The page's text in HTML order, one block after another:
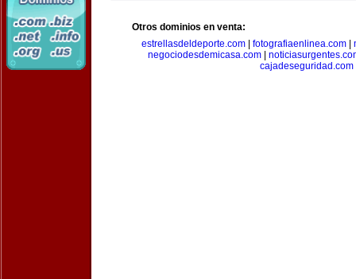
Otros dominios en venta:
estrellasdeldeporte.com
fotografiaenlinea.com
negociodesdemicasa.com
cajadeseguridad.com